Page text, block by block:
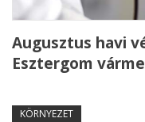
Augusztus havi
Esztergom
KÖRNYEZET